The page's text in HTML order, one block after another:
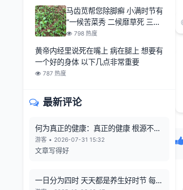
马齿苋帮您除脚癣 小满时节有
“一候苦菜秀 二候靡草死 三候
麦秋至
798 热度
黄帝内经里说死在嘴上 病在腿上 想要有
一个好的身体 以下几点非常重要
787 热度
最新评论
何为真正的健康：真正的健康 根源不在
向外寻觅
游客 • 2026-07-31 15:32
文章写得好
一日分为四时 天天都是养生好时节 每一